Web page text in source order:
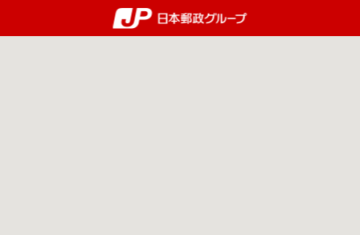
郵便局・日本郵政グループ